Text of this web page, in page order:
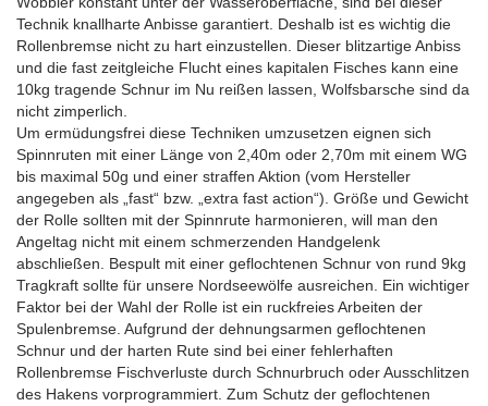
Technik knallharte Anbisse garantiert. Deshalb ist es wichtig die
Rollenbremse nicht zu hart einzustellen. Dieser blitzartige Anbiss
und die fast zeitgleiche Flucht eines kapitalen Fisches kann eine
10kg tragende Schnur im Nu reißen lassen, Wolfsbarsche sind da
nicht zimperlich.
Um ermüdungsfrei diese Techniken umzusetzen eignen sich
Spinnruten mit einer Länge von 2,40m oder 2,70m mit einem WG
bis maximal 50g und einer straffen Aktion (vom Hersteller
angegeben als „fast“ bzw. „extra fast action“). Größe und Gewicht
der Rolle sollten mit der Spinnrute harmonieren, will man den
Angeltag nicht mit einem schmerzenden Handgelenk
abschließen. Bespult mit einer geflochtenen Schnur von rund 9kg
Tragkraft sollte für unsere Nordseewölfe ausreichen. Ein wichtiger
Faktor bei der Wahl der Rolle ist ein ruckfreies Arbeiten der
Spulenbremse. Aufgrund der dehnungsarmen geflochtenen
Schnur und der harten Rute sind bei einer fehlerhaften
Rollenbremse Fischverluste durch Schnurbruch oder Ausschlitzen
des Hakens vorprogrammiert. Zum Schutz der geflochtenen